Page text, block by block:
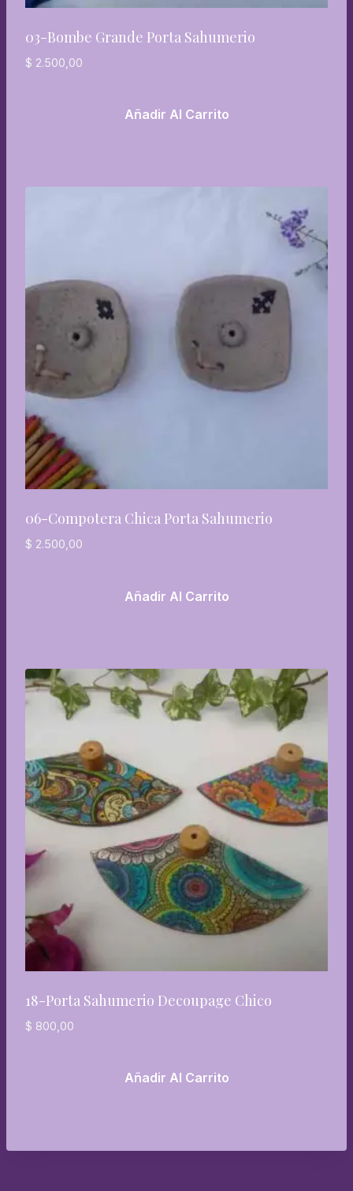
03-Bombe Grande Porta Sahumerio
$ 2.500,00
Añadir Al Carrito
06-Compotera Chica Porta Sahumerio
$ 2.500,00
Añadir Al Carrito
18-Porta Sahumerio Decoupage Chico
$ 800,00
Añadir Al Carrito